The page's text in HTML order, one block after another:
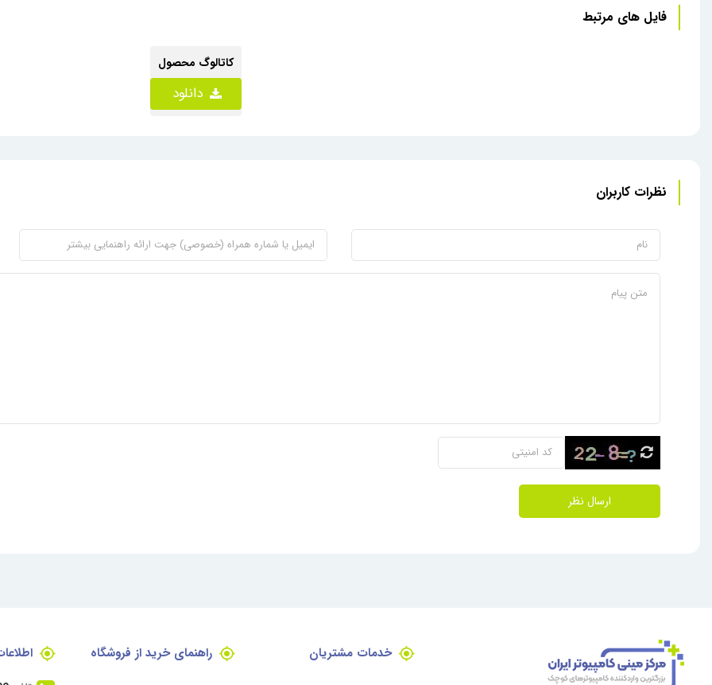
فایل های مرتبط
کاتالوگ محصول
دانلود
نظرات کاربران
ارسال نظر
خدمات مشتریان راهنمای خرید از فروشگاه